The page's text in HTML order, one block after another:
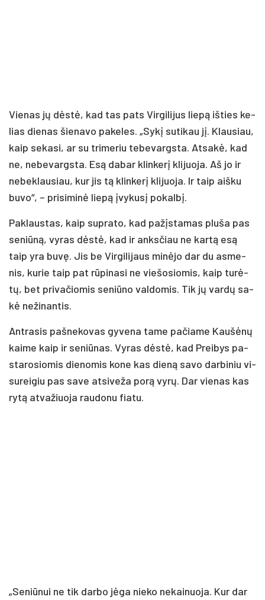
Vie­nas jų dės­tė, kad tas pa­ts Vir­gi­li­jus lie­pą iš­ties ke­
lias die­nas šie­na­vo pa­ke­les. „Sy­kį su­ti­kau jį. Klau­siau,
kaip se­ka­si, ar su tri­me­riu te­be­vargs­ta. At­sa­kė, kad
ne, ne­be­vargs­ta. Esą da­bar klin­ke­rį kli­juo­ja. Aš jo ir
ne­bek­lau­siau, kur jis tą klin­ke­rį kli­juo­ja. Ir taip aiš­ku
bu­vo“, – pri­si­mi­nė lie­pą įvy­ku­sį po­kal­bį.
Pak­laus­tas, kaip su­pra­to, kad pa­žįs­ta­mas plu­ša pas
se­niū­ną, vy­ras dės­tė, kad ir anks­čiau ne kar­tą esą
taip yra bu­vę. Jis be Vir­gi­li­jaus mi­nė­jo dar du as­me­
nis, ku­rie taip pat rū­pi­na­si ne vie­šo­sio­mis, kaip tu­rė­
tų, bet pri­va­čio­mis se­niū­no val­do­mis. Tik jų var­dų sa­
kė ne­ži­nan­tis.
Ant­ra­sis pa­šne­ko­vas gy­ve­na ta­me pa­čia­me Kau­šė­nų
kai­me kaip ir se­niū­nas. Vy­ras dės­tė, kad Prei­bys pa­
sta­ro­sio­mis die­no­mis ko­ne kas die­ną sa­vo dar­bi­niu vi­
su­rei­giu pas sa­ve at­si­ve­ža po­rą vy­rų. Dar vie­nas kas
ry­tą at­va­žiuo­ja rau­do­nu fia­tu.
„Se­niū­nui ne tik dar­bo jė­ga nie­ko ne­kai­nuo­ja. Kur dar